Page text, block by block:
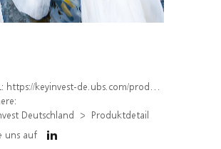
https://keyinvest-de.ubs.com/produkt/detail/index/isin/DE000WA2C310
Deutschland
Produktdetail
uns auf